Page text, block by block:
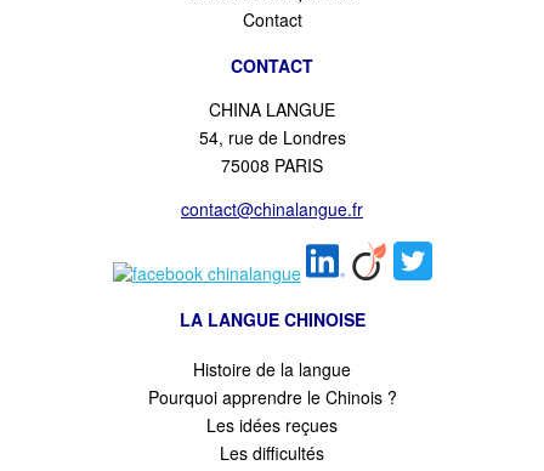
Contact
CONTACT
CHINA LANGUE
54, rue de Londres
75008 PARIS
contact@chinalangue.fr
LA LANGUE CHINOISE
Histoire de la langue
Pourquoi apprendre le Chinois ?
Les idées reçues
Les difficultés